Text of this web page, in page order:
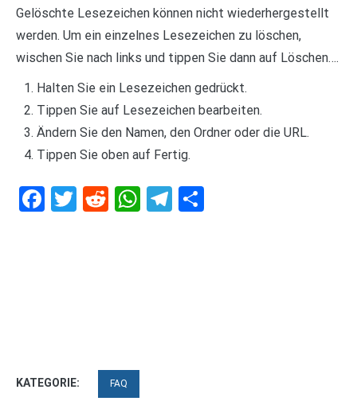
Gelöschte Lesezeichen können nicht wiederhergestellt
werden. Um ein einzelnes Lesezeichen zu löschen,
wischen Sie nach links und tippen Sie dann auf Löschen….
Halten Sie ein Lesezeichen gedrückt.
Tippen Sie auf Lesezeichen bearbeiten.
Ändern Sie den Namen, den Ordner oder die URL.
Tippen Sie oben auf Fertig.
Facebook
Twitter
RedditWhatsApp
Telegram
KATEGORIE: FAQ